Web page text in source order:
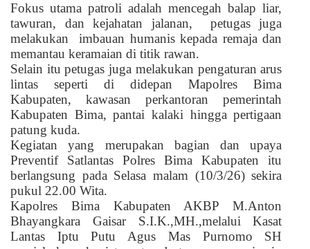
Fokus utama patroli adalah mencegah balap liar,
tawuran, dan kejahatan jalanan,
petugas juga
melakukan
imbauan humanis kepada remaja dan
memantau keramaian di titik rawan.
Selain itu petugas juga melakukan pengaturan arus
lintas seperti di didepan Mapolres Bima
Kabupaten, kawasan perkantoran pemerintah
Kabupaten Bima, pantai kalaki hingga pertigaan
patung kuda.
Kegiatan yang merupakan bagian dan upaya
Preventif Satlantas Polres Bima Kabupaten itu
berlangsung pada Selasa malam (10/3/26) sekira
pukul 22.00 Wita.
Kapolres Bima Kabupaten AKBP M.Anton
Bhayangkara Gaisar S.I.K.,MH.,melalui Kasat
Lantas Iptu Putu Agus Mas Purnomo SH